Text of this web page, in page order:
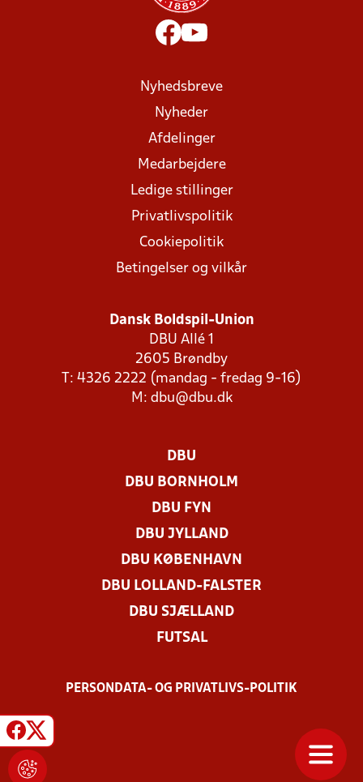
Nyhedsbreve
Nyheder
Afdelinger
Medarbejdere
Ledige stillinger
Privatlivspolitik
Cookiepolitik
Betingelser og vilkår
Dansk Boldspil-Union
DBU Allé 1
2605 Brøndby
T: 4326 2222 (mandag - fredag 9-16)
M: dbu@dbu.dk
DBU
DBU BORNHOLM
DBU FYN
DBU JYLLAND
DBU KØBENHAVN
DBU LOLLAND-FALSTER
DBU SJÆLLAND
FUTSAL
PERSONDATA- OG PRIVATLIVS-POLITIK